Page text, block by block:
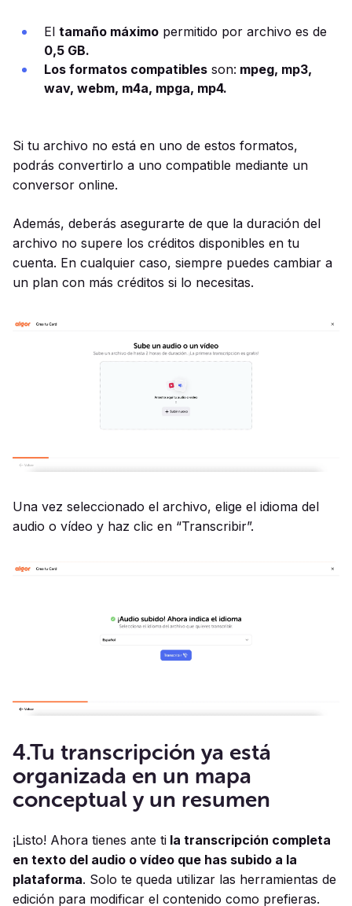
El tamaño máximo permitido por archivo es de
0,5 GB.
Los formatos compatibles son: mpeg, mp3,
wav, webm, m4a, mpga, mp4.
Si tu archivo no está en uno de estos formatos,
podrás convertirlo a uno compatible mediante un
conversor online.
Además, deberás asegurarte de que la duración del
archivo no supere los créditos disponibles en tu
cuenta. En cualquier caso, siempre puedes cambiar a
un plan con más créditos si lo necesitas.
Una vez seleccionado el archivo, elige el idioma del
audio o vídeo y haz clic en “Transcribir”.
4.Tu transcripción ya está
organizada en un mapa
conceptual y un resumen
¡Listo! Ahora tienes ante ti la transcripción completa
en texto del audio o vídeo que has subido a la
plataforma. Solo te queda utilizar las herramientas de
edición para modificar el contenido como prefieras.